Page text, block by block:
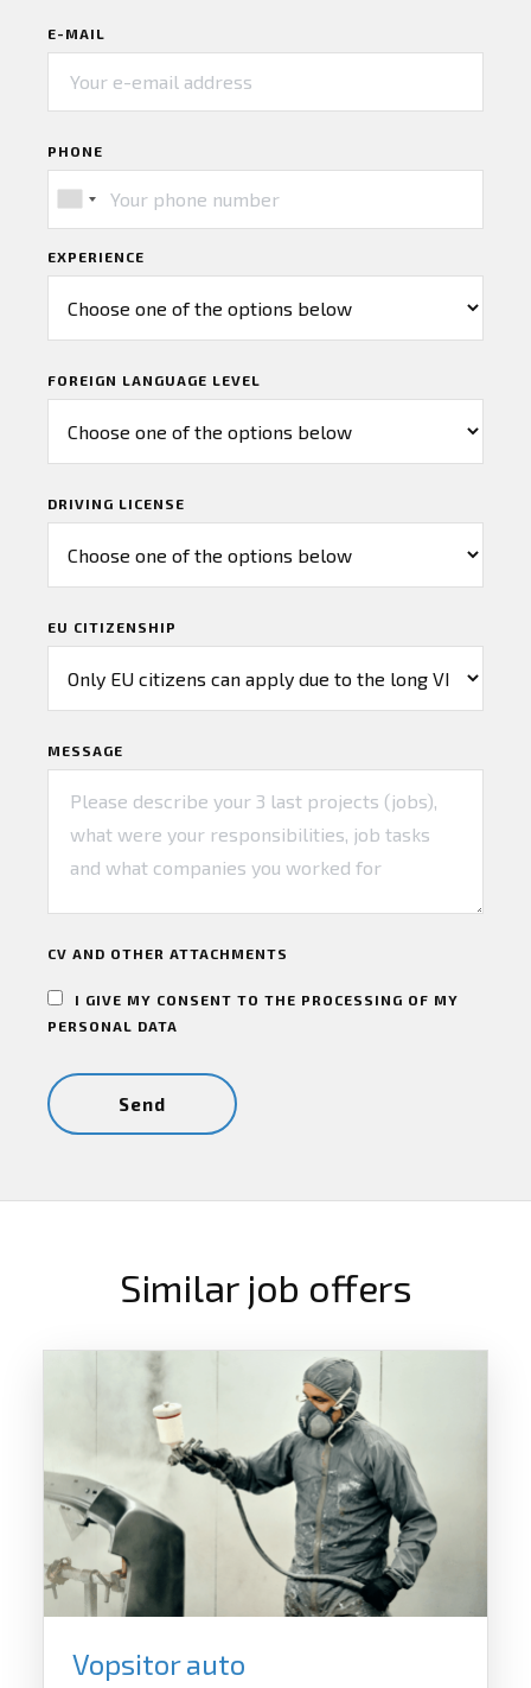
E-MAIL
PHONE
EXPERIENCE
FOREIGN LANGUAGE LEVEL
DRIVING LICENSE
EU CITIZENSHIP
MESSAGE
CV AND OTHER ATTACHMENTS
I GIVE MY CONSENT TO THE PROCESSING OF MY
PERSONAL DATA
Similar job offers
Vopsitor auto